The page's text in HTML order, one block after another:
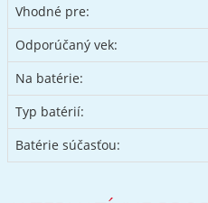
Vhodné pre:
Odporúčaný vek:
Na batérie:
Typ batérií:
Batérie súčasťou: